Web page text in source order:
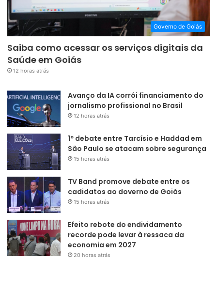
Governo de Goiás
Saiba como acessar os serviços digitais da
Saúde em Goiás
12 horas atrás
Avanço da IA corrói financiamento do
jornalismo profissional no Brasil
12 horas atrás
1º debate entre Tarcísio e Haddad em
São Paulo se atacam sobre segurança
15 horas atrás
TV Band promove debate entre os
cadidatos ao doverno de Goiás
15 horas atrás
Efeito rebote do endividamento
recorde pode levar à ressaca da
economia em 2027
20 horas atrás